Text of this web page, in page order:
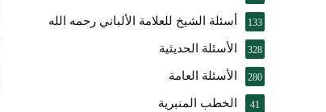
أسئلة الشيخ للعلامة الألباني رحمه الله 133
الأسئلة الحديثية 328
الأسئلة العامة 280
الخطب المنبرية 41